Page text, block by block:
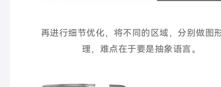
再进行细节优化，将不同的区域，分别做图
理，难点在于要是抽象语言。